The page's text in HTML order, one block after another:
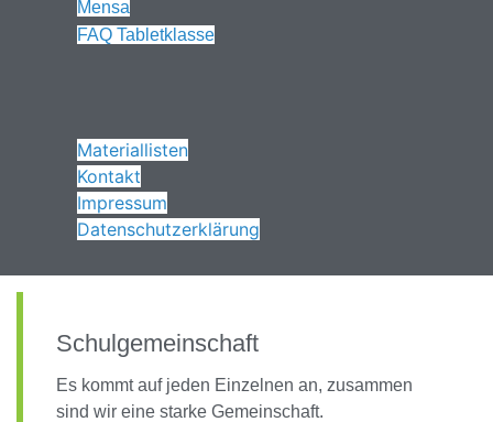
Mensa
FAQ Tabletklasse
Materiallisten
Kontakt
Impressum
Datenschutzerklärung
Schulgemeinschaft
Es kommt auf jeden Einzelnen an, zusammen
sind wir eine starke Gemeinschaft.